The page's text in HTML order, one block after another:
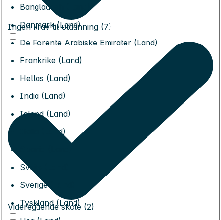
Bangladesh (Land)
Danmark (Land)
De Forente Arabiske Emirater (Land)
Frankrike (Land)
Hellas (Land)
India (Land)
Island (Land)
Italia (Land)
Sveits (Land)
Sverige (Land)
Tyskland (Land)
Ingen krav til utdanning (7)
Videregående skole (2)